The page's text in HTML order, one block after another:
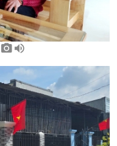
sự
sự 6h
sự 12h
sự 18h